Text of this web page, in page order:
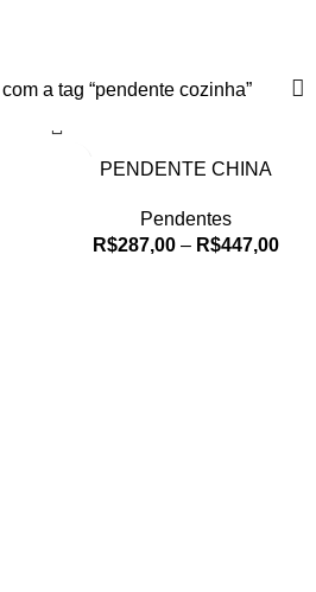
a tag “pendente cozinha”
PENDENTE CHINA
Pendentes
R$287,00 – R$447,00